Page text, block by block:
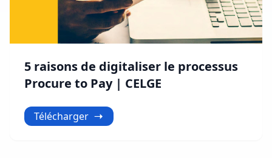
5 raisons de digitaliser le processus
Procure to Pay | CELGE
Télécharger